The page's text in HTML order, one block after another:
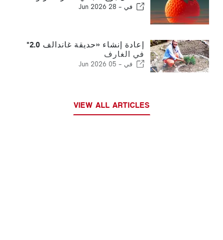
في - 28 Jun 2026
إعادة إنشاء «حديقة غاندالف 2.0"
في الغارف
في - 05 Jun 2026
VIEW ALL ARTICLES